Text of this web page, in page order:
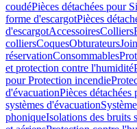
coudéPièces détachées pour
forme d'escargotPièces
d'escargotAccessoiresColliers
colliersCoquesObturateurs
réservationConsommables
et protection contre l'humidité
pour Protection incendie
d'évacuationPièces
systèmes d'évacuation
phoniqueIsolations des bruits